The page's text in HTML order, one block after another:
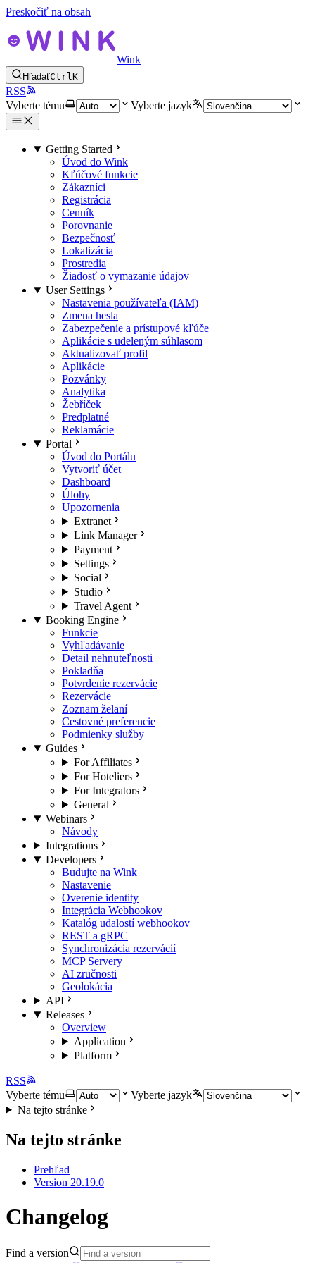
Preskočiť na obsah
Wink
HľadaťCtrlK
RSS
Vyberte tému
Vyberte jazyk
Getting Started
Úvod do Wink
Kľúčové funkcie
Zákazníci
Registrácia
Cenník
Porovnanie
Bezpečnosť
Lokalizácia
Prostredia
Žiadosť o vymazanie údajov
User Settings
Nastavenia používateľa (IAM)
Zmena hesla
Zabezpečenie a prístupové kľúče
Aplikácie s udeleným súhlasom
Aktualizovať profil
Aplikácie
Pozvánky
Analytika
Žebříček
Predplatné
Reklamácie
Portal
Úvod do Portálu
Vytvoriť účet
Dashboard
Úlohy
Upozornenia
Extranet
Link Manager
Payment
Settings
Social
Studio
Travel Agent
Booking Engine
Funkcie
Vyhľadávanie
Detail nehnuteľnosti
Pokladňa
Potvrdenie rezervácie
Rezervácie
Zoznam želaní
Cestovné preferencie
Podmienky služby
Guides
For Affiliates
For Hoteliers
For Integrators
General
Webinars
Návody
Integrations
Developers
Budujte na Wink
Nastavenie
Overenie identity
Integrácia Webhookov
Katalóg udalostí webhookov
REST a gRPC
Synchronizácia rezervácií
MCP Servery
AI zručnosti
Geolokácia
API
Releases
Overview
Application
Platform
RSS
Vyberte tému
Vyberte jazyk
Na tejto stránke
Na tejto stránke
Prehľad
Version 20.19.0
Changelog
Find a version